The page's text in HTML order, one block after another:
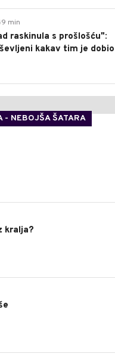
min
raskinula s prošlošću":
kakav tim je dobio
- NEBOJŠA ŠATARA
kralja?